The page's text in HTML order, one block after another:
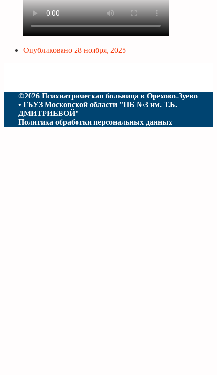
Опубликовано 28 ноября, 2025
©2026 Психиатрическая больница в Орехово-Зуево
• ГБУЗ Московской области "ПБ №3 им. Т.Б.
ДМИТРИЕВОЙ"
Политика обработки персональных данных